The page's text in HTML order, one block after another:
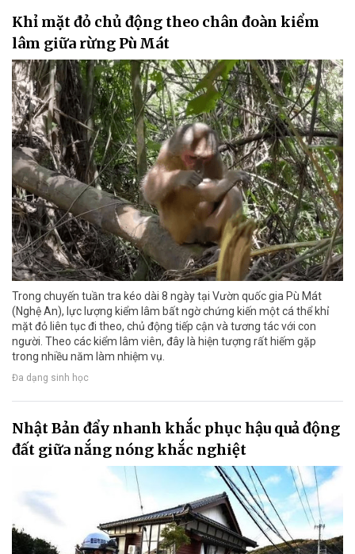
Khỉ mặt đỏ chủ động theo chân đoàn kiểm
lâm giữa rừng Pù Mát
Trong chuyến tuần tra kéo dài 8 ngày tại Vườn quốc gia Pù Mát
(Nghệ An), lực lượng kiểm lâm bất ngờ chứng kiến một cá thể khỉ
mặt đỏ liên tục đi theo, chủ động tiếp cận và tương tác với con
người. Theo các kiểm lâm viên, đây là hiện tượng rất hiếm gặp
trong nhiều năm làm nhiệm vụ.
Đa dạng sinh học
Nhật Bản đẩy nhanh khắc phục hậu quả động
đất giữa nắng nóng khắc nghiệt